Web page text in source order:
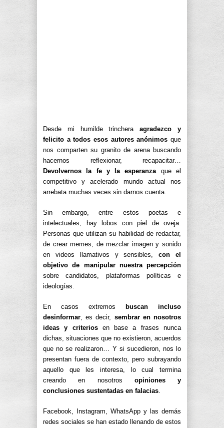
Desde mi humilde trincheraagradezco y
felicito a todos esos autores anónimos que
nos comparten su granito de arena buscando
hacernos reflexionar, recapacitar…
Devolvernos la fe y la esperanzaque el
competitivo y acelerado mundo actual nos
arrebata muchas veces sin darnos cuenta.
Sin embargo, entre estos poetas e
intelectuales, hay lobos con piel de oveja.
Personas que utilizan su habilidad de redactar,
de crear memes, de mezclar imagen y sonido
en videos llamativos y sensibles,con el
objetivo de manipular nuestra percepción
sobre candidatos, plataformas políticas e
ideologías.
En casos extremos
buscan incluso
desinformar, es decir, sembrar en nosotros
ideas y criteriosen base a frases nunca
dichas, situaciones que no existieron, acuerdos
que no se realizaron… Y si sucedieron, nos lo
presentan fuera de contexto, pero subrayando
aquello que les interesa, lo cual termina
creando en nosotros opiniones y
conclusiones sustentadas en falacias.
Facebook, Instagram, WhatsApp y las demás
redes sociales se han estado llenando de estos